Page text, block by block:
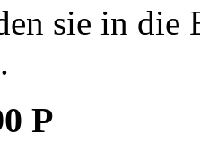
sie in die
P